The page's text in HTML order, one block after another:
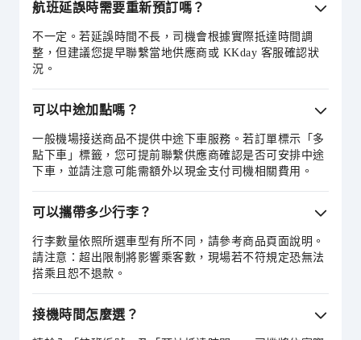
航班延誤時需要重新預訂嗎？
不一定。若延誤時間不長，司機會根據實際抵達時間調
整，但建議您提早聯繫當地供應商或 KKday 客服確認狀
況。
可以中途加點嗎？
一般機場接送商品不提供中途下車服務。若訂單標示「多
點下車」標籤，您可提前聯繫供應商確認是否可安排中途
下車，並請注意可能需額外以現金支付司機相關費用。
可以攜帶多少行李？
行李數量依照所選車型有所不同，請參考商品頁面說明。
請注意：超出限制將影響乘客數，現場若不符規定恐無法
搭乘且恕不退款。
接機時間怎麼選？